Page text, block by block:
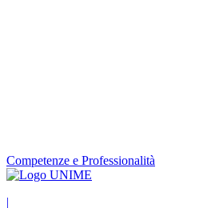
Competenze e Professionalità
|